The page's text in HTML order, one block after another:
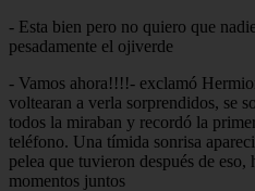
- Esta bien pero no quiero que
pesadamente el ojiverde
- Vamos ahora!!!!- exclamó
voltearan a verla sorprendidos, se
todos la miraban y recordó la
teléfono. Una tímida sonrisa
pelea que tuvieron después de
momentos juntos